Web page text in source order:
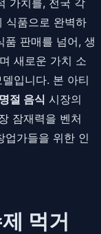
식품으로 완벽하
품 판매를 넘어, 생
새로운 가치 소
입니다. 본 아티
절 음식 시장의
잠재력을 벤처
업가들을 위한 인
먹거